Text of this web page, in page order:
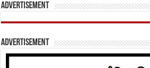
Advertisement
Advertisement